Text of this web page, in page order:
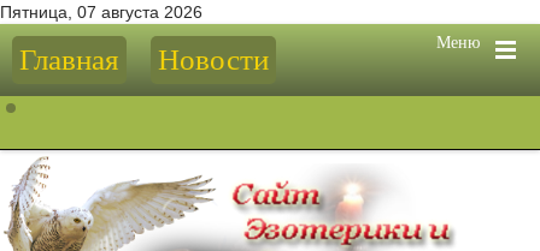
Пятница, 07 августа 2026
Меню
Главная Новости